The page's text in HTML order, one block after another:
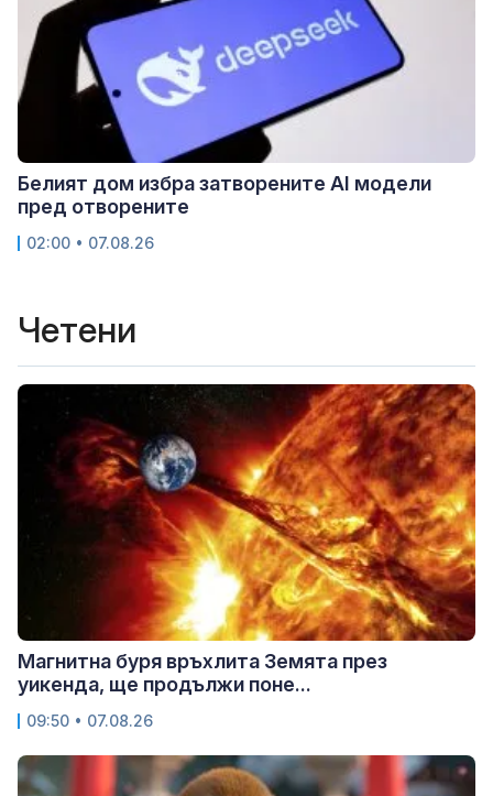
Белият дом избра затворените AI модели
пред отворените
02:00 • 07.08.26
Четени
Магнитна буря връхлита Земята през
уикенда, ще продължи поне...
09:50 • 07.08.26